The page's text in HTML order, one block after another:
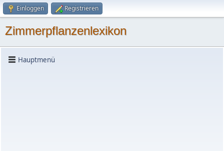
Einloggen Registrieren
Zimmerpflanzenlexikon
Hauptmenü